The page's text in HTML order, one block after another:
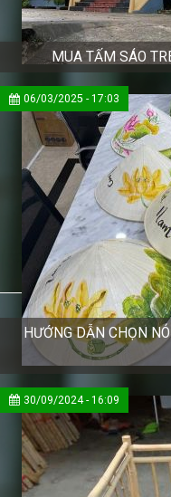
MUA TẤM SÁO
HƯỚNG DẪN CHỌN
06/03/2025 - 17:03
30/09/2024 - 16:09